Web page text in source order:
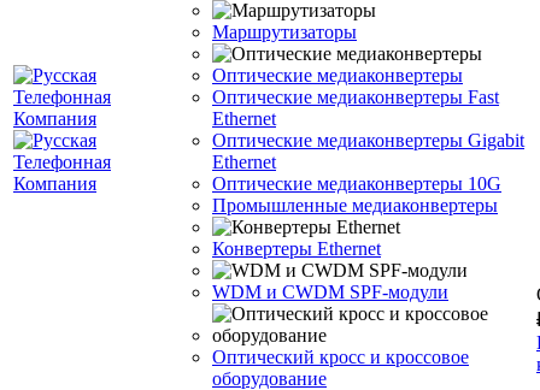
Маршрутизаторы
Оптические медиаконвертеры
Оптические медиаконвертеры Fast
Ethernet
Оптические медиаконвертеры Gigabit
Ethernet
Оптические медиаконвертеры 10G
Промышленные медиаконвертеры
Конвертеры Ethernet
WDM и CWDM SPF-модули
Оптический кросс и кроссовое
оборудование